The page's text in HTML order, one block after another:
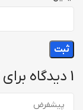
1 دیدگاه برای